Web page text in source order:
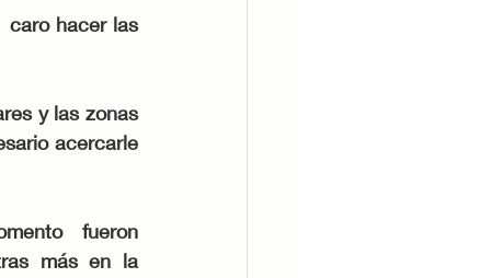
caro hacer las
y las zonas
acercarle
fueron
más en la